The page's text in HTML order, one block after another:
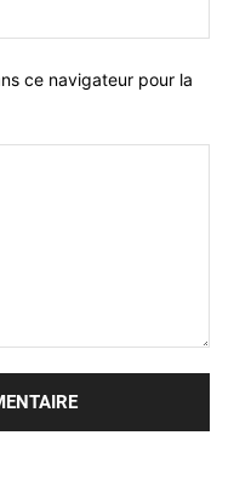
:*
ce navigateur pour la